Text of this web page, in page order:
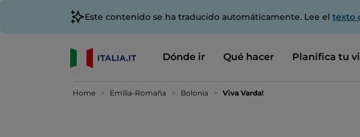
Este contenido se ha traducido automáticamente. Lee el texto
Dónde ir Qué hacer Planifica tu
Home Emilia-Romaña Bolonia Viva Varda!